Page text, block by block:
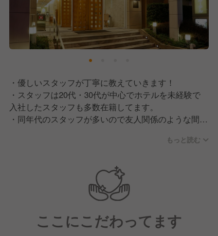
全てのお客様が利用しやすいホテルを目指し、
ホテル・ザ・ルーテルは様々な取り組みを行っており
ます。
また、スタッフ一人ひとりが安心して働ける環境のた
めに、社内制度の整備も行っています。
詳しい取り組みは、ホテル・ザ・ルーテル公式ホーム
ページ内「ダイバーシティ」ページに掲載しておりま
す。
ぜひ一度ご覧ください。
・優しいスタッフが丁寧に教えていきます！
・スタッフは20代・30代が中心でホテルを未経験で
入社したスタッフも多数在籍してます。
・同年代のスタッフが多いので友人関係のような間柄
・好アクセスの立地なので通勤に関しても便利です！
駅チカで綺麗なホテルのフロントスタッフとして
働いてくれる正社員の方を募集しています。
＜具体的なお仕事内容＞
・ホテルのフロント業務
もっと読む
ここにこだわってます